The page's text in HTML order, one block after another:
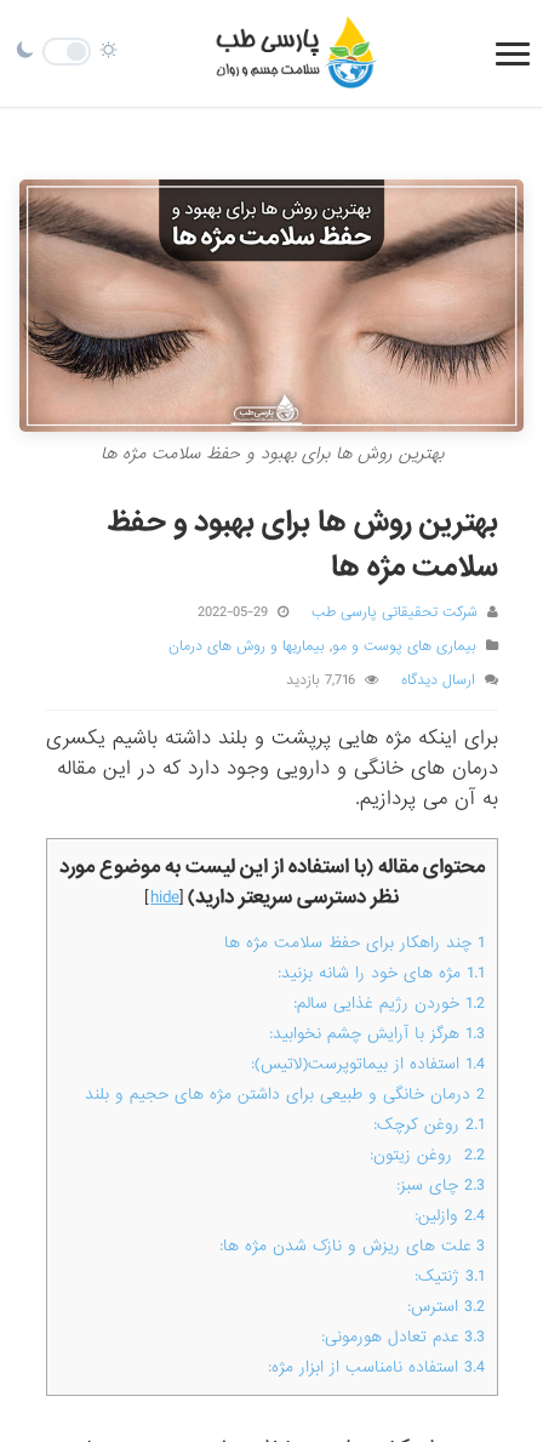
بهترین روش ها برای بهبود و حفظ سلامت مژه ها
بهترین روش ها برای بهبود و حفظ
سلامت مژه ها
شرکت تحقیقاتی پارسی طب
2022-05-29
بیماری های پوست و مو,بیماریها و روش های درمان
ارسال دیدگاه
7,716 بازدید
برای اینکه مژه هایی پرپشت و بلند داشته باشیم یکسری
درمان های خانگی و دارویی وجود دارد که در این مقاله
به آن می پردازیم.
محتوای مقاله (با استفاده از این لیست به موضوع مورد
نظر دسترسی سریعتر دارید)[
hide
]
1 چند راهکار برای حفظ سلامت مژه ها
1.1 مژه های خود را شانه بزنید:
1.2 خوردن رژیم غذایی سالم:
1.3 هرگز با آرایش چشم نخوابید:
1.4 استفاده از بیماتوپرست(لاتیس):
2 درمان خانگی و طبیعی برای داشتن مژه های حجیم و بلند
2.1 روغن کرچک:
2.2 روغن زیتون:
2.3 چای سبز:
2.4 وازلین:
3 علت های ریزش و نازک شدن مژه ها:
3.1 ژنتیک:
3.2 استرس:
3.3 عدم تعادل هورمونی:
3.4 استفاده نامناسب از ابزار مژه: